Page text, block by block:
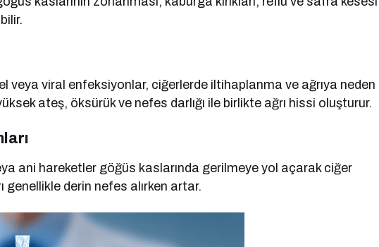
veya viral enfeksiyonlar, ciğerlerde iltihaplanma ve ağrıya neden
ateş, öksürük ve nefes darlığı ile birlikte ağrı hissi oluşturur.
ani hareketler göğüs kaslarında gerilmeye yol açarak ciğer
genellikle derin nefes alırken artar.